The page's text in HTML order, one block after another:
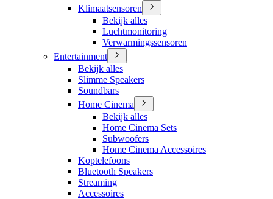
Klimaatsensoren
Bekijk alles
Luchtmonitoring
Verwarmingssensoren
Entertainment
Bekijk alles
Slimme Speakers
Soundbars
Home Cinema
Bekijk alles
Home Cinema Sets
Subwoofers
Home Cinema Accessoires
Koptelefoons
Bluetooth Speakers
Streaming
Accessoires